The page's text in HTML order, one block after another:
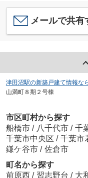
メールで共有
津田沼駅の新築戸建て情報な
山満町８期２号棟
市区町村から探す
船橋市 / 八千代市 / 千
千葉市中央区 / 千葉市
鎌ケ谷市 / 佐倉市
町名から探す
前原西 / 習志野台 / 大